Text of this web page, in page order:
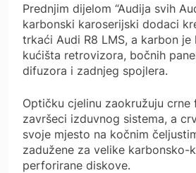
Prednjim dijelom “Audija svih
karbonski karoserijski dodaci
trkaći Audi R8 LMS, a karbon
kućišta retrovizora, bočnih
difuzora i zadnjeg spojlera.
Optičku cjelinu zaokružuju crne
završeci izduvnog sistema, a
svoje mjesto na kočnim
zadužene za velike karbonsko-
perforirane diskove.